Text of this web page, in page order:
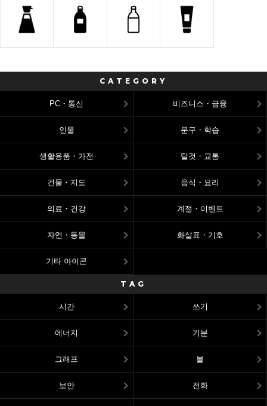
CATEGORY
PC・통신 비즈니스・금융
인물 문구・학습
생활용품・가전 탈것・교통
건물・지도 음식・요리
의료・건강 계절・이벤트
자연・동물 화살표・기호
기타 아이콘
TAG
시간 쓰기
에너지 기분
그래프 불
보안 전화